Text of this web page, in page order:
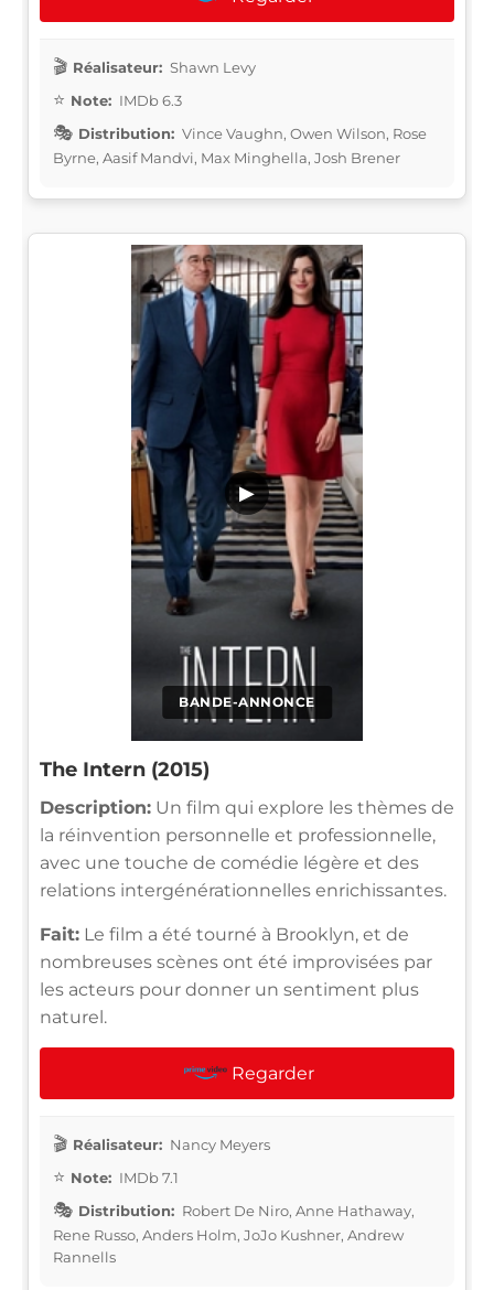
Réalisateur: Shawn Levy
Note: IMDb 6.3
Distribution: Vince Vaughn, Owen Wilson, Rose
Byrne, Aasif Mandvi, Max Minghella, Josh Brener
BANDE-ANNONCE
▶
The Intern (2015)
Description: Un film qui explore les thèmes de
la réinvention personnelle et professionnelle,
avec une touche de comédie légère et des
relations intergénérationnelles enrichissantes.
Fait: Le film a été tourné à Brooklyn, et de
nombreuses scènes ont été improvisées par
les acteurs pour donner un sentiment plus
naturel.
Regarder
Réalisateur: Nancy Meyers
Note: IMDb 7.1
Distribution: Robert De Niro, Anne Hathaway,
Rene Russo, Anders Holm, JoJo Kushner, Andrew
Rannells